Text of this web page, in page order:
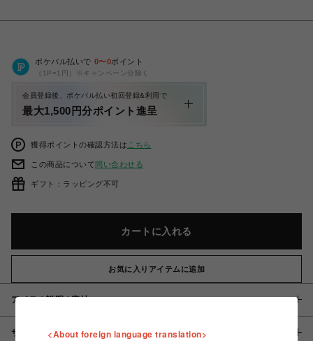
ポケパル払いで 0〜0ポイント
（1P=1円）※キャンペーン分除く
会員登録後、ポケパル払い初回登録&利用で
最大1,500円分ポイント進呈
獲得ポイントの確認方法は こちら
この商品について問い合わせる
ギフト：ラッピング不可
カートに入れる
お気に入りアイテムに追加
アイテム説明 / 素材
サイズ <About foreign language translation>